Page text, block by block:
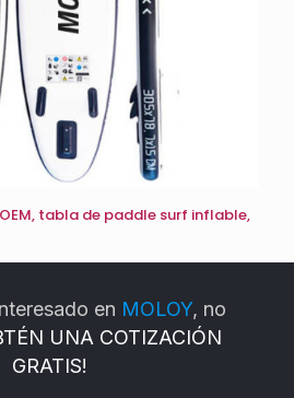
tabla de paddle surf inflable,
en MOLOY, no
UNA COTIZACIÓN
GRATIS!